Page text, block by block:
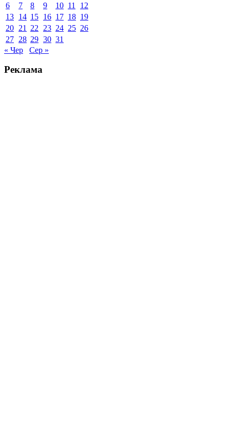
6
7 8 9 10 11
12
13 14 15 16 17 18 19
20 21 22 23 24 25 26
27 28 29 30 31
« Чер
Сер »
Реклама